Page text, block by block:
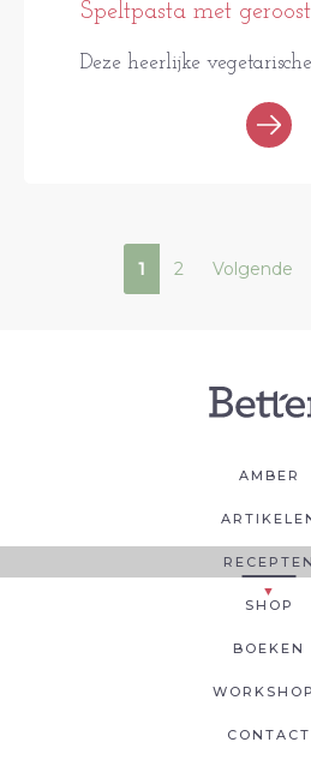
Speltpasta met
Deze heerlijke
1 2 Volgende
AMBER
RECEPTEN
SHOP
BOEKEN
CONTACT